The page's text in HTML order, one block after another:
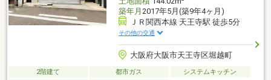
築年月 2017年5月(築9年4ヶ月)
ＪＲ関西本線 天王寺駅 徒歩5分
その他の交通
大阪府大阪市天王寺区堀越町
2階建て 都市ガス
システムキッチン